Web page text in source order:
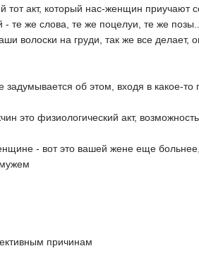
тот акт, который нас-женщин
те же слова, те же поцелуи, те же
волоски на груди, так же все делает,
об этом, входя в какое-то
физиологический акт, возможность
- вот это вашей жене еще
причинам